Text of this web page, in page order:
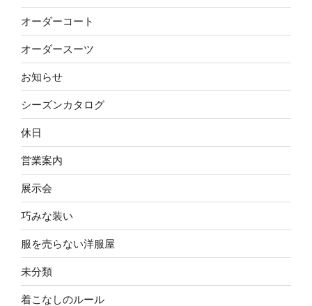
オーダーコート
オーダースーツ
お知らせ
シーズンカタログ
休日
営業案内
展示会
巧みな装い
服を売らない洋服屋
未分類
着こなしのルール